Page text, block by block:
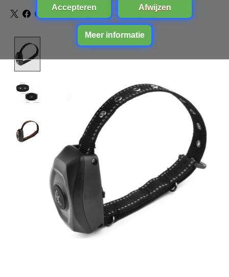
Product image slideshow Items